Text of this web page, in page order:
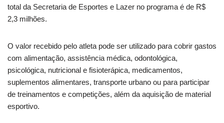
total da Secretaria de Esportes e Lazer no programa é de R$
2,3 milhões.
O valor recebido pelo atleta pode ser utilizado para cobrir gastos
com alimentação, assistência médica, odontológica,
psicológica, nutricional e fisioterápica, medicamentos,
suplementos alimentares, transporte urbano ou para participar
de treinamentos e competições, além da aquisição de material
esportivo.